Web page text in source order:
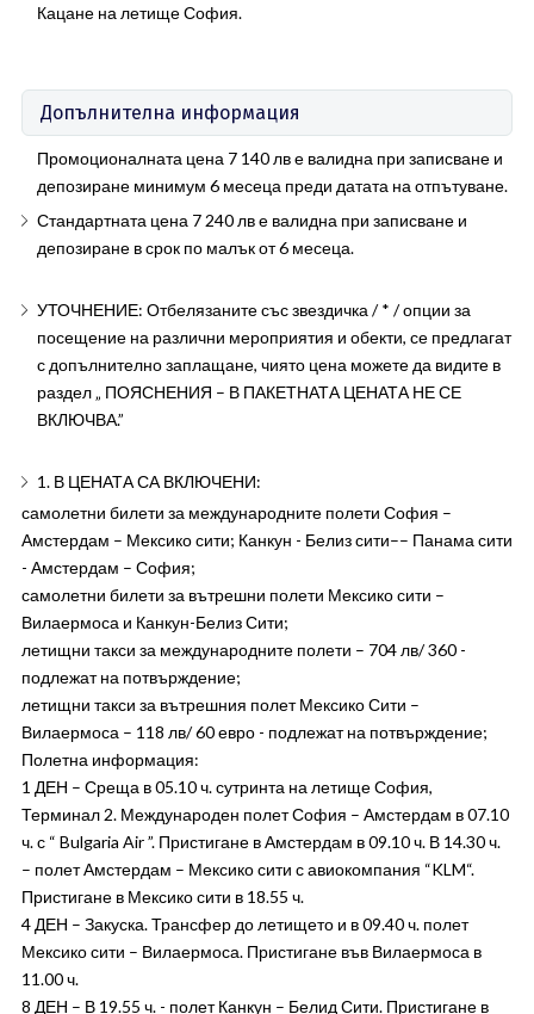
Кацане на летище София.
Допълнителна информация
Промоционалната цена 7 140 лв е валидна при записване и
депозиране минимум 6 месеца преди датата на отпътуване.
Стандартната цена 7 240 лв е валидна при записване и
депозиране в срок по малък от 6 месеца.
УТОЧНЕНИЕ: Отбелязаните със звездичка / * / опции за
посещение на различни мероприятия и обекти, се предлагат
с допълнително заплащане, чиято цена можете да видите в
раздел „ ПОЯСНЕНИЯ – В ПАКЕТНАТА ЦЕНАТА НЕ СЕ
ВКЛЮЧВА.”
1. В ЦЕНАТА СА ВКЛЮЧЕНИ:
самолетни билети за международните полети София –
Амстердам – Мексико сити; Канкун - Белиз сити–– Панама сити
- Амстердам – София;
самолетни билети за вътрешни полети Мексико сити –
Вилаермоса и Канкун-Белиз Сити;
летищни такси за международните полети – 704 лв/ 360 -
подлежат на потвърждение;
летищни такси за вътрешния полет Мексико Сити –
Вилаермоса – 118 лв/ 60 евро - подлежат на потвърждение;
Полетна информация:
1 ДЕН – Среща в 05.10 ч. сутринта на летище София,
Терминал 2. Международен полет София – Амстердам в 07.10
ч. с “ Bulgaria Air ”. Пристигане в Амстердам в 09.10 ч. В 14.30 ч.
– полет Амстердам – Мексико сити с авиокомпания “KLM“.
Пристигане в Мексико сити в 18.55 ч.
4 ДЕН – Закуска. Трансфер до летището и в 09.40 ч. полет
Мексико сити – Вилаермоса. Пристигане във Вилаермоса в
11.00 ч.
8 ДЕН – В 19.55 ч. - полет Канкун – Белид Сити. Пристигане в